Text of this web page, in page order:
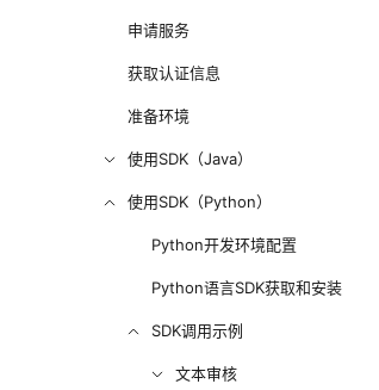
申请服务
获取认证信息
准备环境
使用SDK（Java）
使用SDK（Python）
Python开发环境配置
Python语言SDK获取和安装
SDK调用示例
文本审核